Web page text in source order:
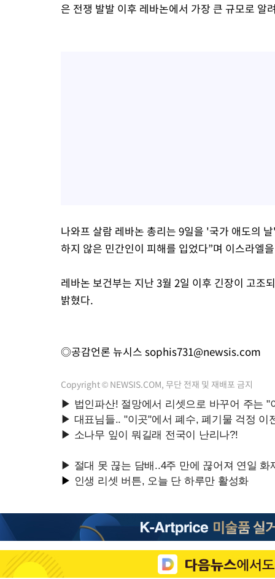
은 전쟁 발발 이후 레바논에서 가장 큰 규모로 알
나와프 살람 레바논 총리는 9일을 '국가 애도의
하지 않은 민간인이 피해를 입었다”며 이스라엘
레바논 보건부는 지난 3월 2일 이후 긴장이 고조
밝혔다.
◎공감언론 뉴시스 sophis731@newsis.com
Copyright © NEWSIS.COM, 무단 전재 및 재배포 금지